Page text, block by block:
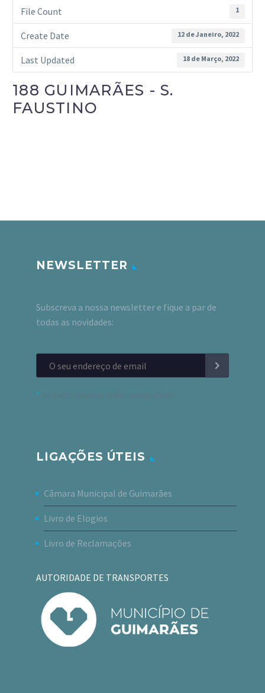
File Count 1
Create Date 12 de Janeiro, 2022
Last Updated 18 de Março, 2022
188 GUIMARÃES - S.
FAUSTINO
NEWSLETTER
Subscreva a nossa newsletter e fique a par de
todas as novidades:
*
LIGAÇÕES ÚTEIS
Câmara Municipal de Guimarães
Livro de Elogios
Livro de Reclamações
AUTORIDADE DE TRANSPORTES